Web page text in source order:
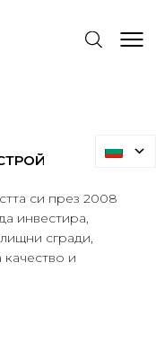
си през 2008
инвестира,
сгради,
качество и